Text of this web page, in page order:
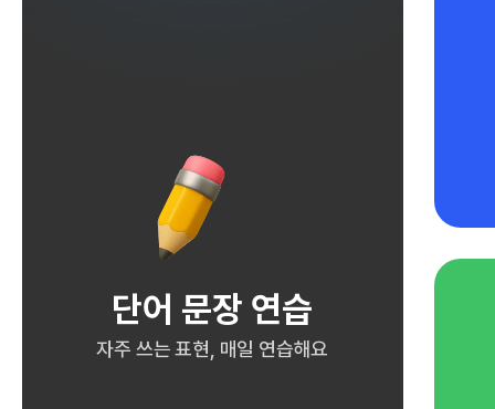
단어 문장 연습
자주 쓰는 표현, 매일 연습해요